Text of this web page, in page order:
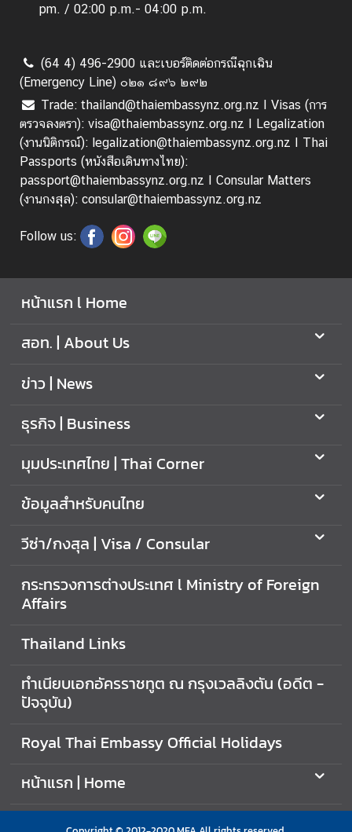
pm. / 02:00 p.m.- 04:00 p.m.
(64 4) 496-2900 และเบอร์ติดต่อกรณีฉุกเฉิน
(Emergency Line) ๐๒๑ ๘๙๖ ๒๙๒
Trade: thailand@thaiembassynz.org.nz I Visas (การ
ตรวจลงตรา): visa@thaiembassynz.org.nz I Legalization
(งานนิติกรณ์): legalization@thaiembassynz.org.nz I Thai
Passports (หนังสือเดินทางไทย):
passport@thaiembassynz.org.nz I Consular Matters
(งานกงสุล): consular@thaiembassynz.org.nz
Follow us:
หน้าแรก l Home
สอท. | About Us
ข่าว | News
ธุรกิจ | Business
มุมประเทศไทย | Thai Corner
ข้อมูลสำหรับคนไทย
วีซ่า/กงสุล | Visa / Consular
กระทรวงการต่างประเทศ l Ministry of Foreign
Affairs
Thailand Links
ทำเนียบเอกอัครราชทูต ณ กรุงเวลลิงตัน (อดีต -
ปัจจุบัน)
Royal Thai Embassy Official Holidays
หน้าแรก | Home